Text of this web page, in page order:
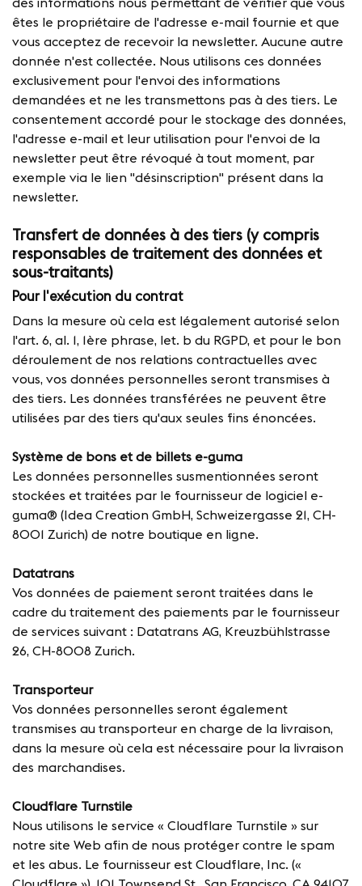
êtes le propriétaire de l'adresse e-mail fournie et que
vous acceptez de recevoir la newsletter. Aucune autre
donnée n'est collectée. Nous utilisons ces données
exclusivement pour l'envoi des informations
demandées et ne les transmettons pas à des tiers. Le
consentement accordé pour le stockage des données,
l'adresse e-mail et leur utilisation pour l'envoi de la
newsletter peut être révoqué à tout moment, par
exemple via le lien "désinscription" présent dans la
newsletter.
Transfert de données à des tiers (y compris
responsables de traitement des données et
sous-traitants)
Pour l'exécution du contrat
Dans la mesure où cela est légalement autorisé selon
l'art. 6, al. 1, 1ère phrase, let. b du RGPD, et pour le bon
déroulement de nos relations contractuelles avec
vous, vos données personnelles seront transmises à
des tiers. Les données transférées ne peuvent être
utilisées par des tiers qu'aux seules fins énoncées.
Système de bons et de billets e-guma
Les données personnelles susmentionnées seront
stockées et traitées par le fournisseur de logiciel e-
guma® (Idea Creation GmbH, Schweizergasse 21, CH-
8001 Zurich) de notre boutique en ligne.
Datatrans
Vos données de paiement seront traitées dans le
cadre du traitement des paiements par le fournisseur
de services suivant : Datatrans AG, Kreuzbühlstrasse
26, CH-8008 Zurich.
Transporteur
Vos données personnelles seront également
transmises au transporteur en charge de la livraison,
dans la mesure où cela est nécessaire pour la livraison
des marchandises.
Cloudflare Turnstile
Nous utilisons le service « Cloudflare Turnstile » sur
notre site Web afin de nous protéger contre le spam
et les abus. Le fournisseur est Cloudflare, Inc. («